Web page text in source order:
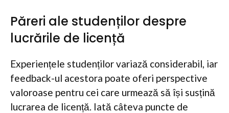
Păreri ale studenților despre
lucrările de licență
Experiențele studenților variază considerabil, iar
feedback-ul acestora poate oferi perspective
valoroase pentru cei care urmează să își susțină
lucrarea de licență. Iată câteva puncte de